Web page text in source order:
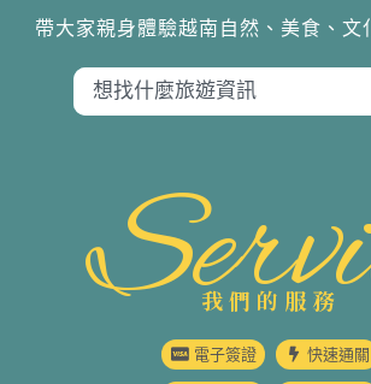
帶大家親身體驗越南自然、美食、文
我們的服務
電子簽證 快速通關